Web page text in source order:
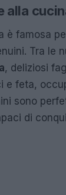
alla
è famosa
Tra le
, deliziosi
e feta,
sono
di